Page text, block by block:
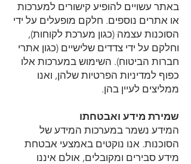
באתר עשויים להופיע קישורים למערכות
או אתרים נוספים. חלקם מופעלים על ידי
הסוכנות עצמה (כגון מערכת לקוחות),
וחלקם על ידי צדדים שלישיים (כגון אתרי
חברות הביטוח). השימוש במערכות אלו
כפוף למדיניות הפרטיות שלהן, ואנו
ממליצים לעיין בהן.
שמירת מידע ואבטחתו
המידע נשמר במערכות המידע של
הסוכנות. אנו נוקטים באמצעי אבטחת
מידע סבירים ומקובלים, אולם איננו